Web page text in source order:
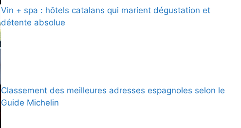
Vin + spa : hôtels catalans qui marient dégustation et
détente absolue
Classement des meilleures adresses espagnoles selon le
Guide Michelin